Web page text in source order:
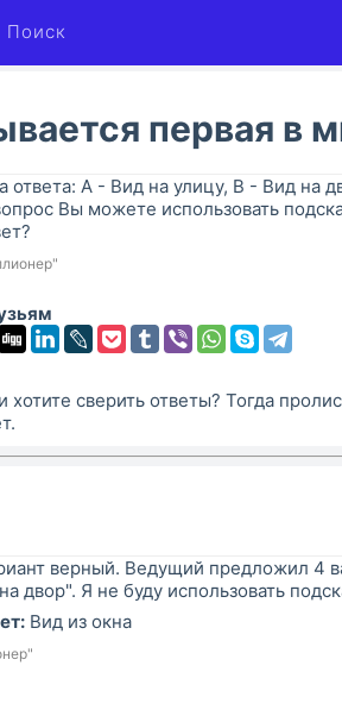
Поиск
первая в
ответа: A - Вид на улицу, B - Вид на
Вы можете использовать
хотите сверить ответы? Тогда
верный. Ведущий предложил 4
двор". Я не буду использовать
Вид из окна